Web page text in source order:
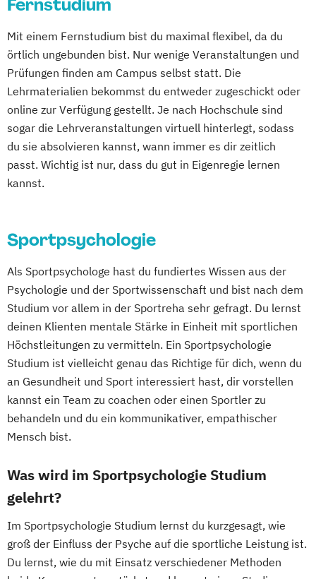
Gesundheitsmanagement
Betriebswirtschaft und Sportmanagement
Digital Health Management
Ernährungswissenschaften
Gesundheitspsychologie
Gesundheitspsychologie im Online-
Abendstudium
Lerntherapie
Pflege
Pharmamanagement und -technologie
Praxis- und Versorgungsmanagement
Soziale Arbeit
Soziale Arbeit im Online-Abendstudium
Therapiewissenschaften - Ergotherapie
Therapiewissenschaften - Logopädie
Therapiewissenschaften - Physiotherapie
Fernstudium
Mit einem Fernstudium bist du maximal flexibel, da du
örtlich ungebunden bist. Nur wenige Veranstaltungen und
Prüfungen finden am Campus selbst statt. Die
Lehrmaterialien bekommst du entweder zugeschickt oder
online zur Verfügung gestellt. Je nach Hochschule sind
sogar die Lehrveranstaltungen virtuell hinterlegt, sodass
du sie absolvieren kannst, wann immer es dir zeitlich
passt. Wichtig ist nur, dass du gut in Eigenregie lernen
kannst.
Sportpsychologie
Als Sportpsychologe hast du fundiertes Wissen aus der
Psychologie und der Sportwissenschaft und bist nach dem
Studium vor allem in der Sportreha sehr gefragt. Du lernst
deinen Klienten mentale Stärke in Einheit mit sportlichen
Höchstleitungen zu vermitteln. Ein Sportpsychologie
Studium ist vielleicht genau das Richtige für dich, wenn du
an Gesundheit und Sport interessiert hast, dir vorstellen
kannst ein Team zu coachen oder einen Sportler zu
behandeln und du ein kommunikativer, empathischer
Mensch bist.
Was wird im Sportpsychologie Studium
gelehrt?
Im Sportpsychologie Studium lernst du kurzgesagt, wie
groß der Einfluss der Psyche auf die sportliche Leistung ist.
Du lernst, wie du mit Einsatz verschiedener Methoden